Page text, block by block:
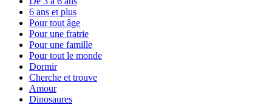
6 ans et plus
Pour tout âge
Pour une fratrie
Pour une famille
Pour tout le monde
Dormir
Cherche et trouve
Amour
Dinosaures